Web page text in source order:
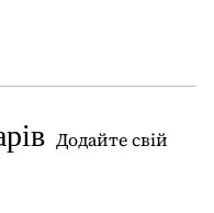
Додайте свій